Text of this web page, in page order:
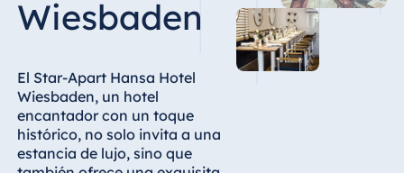
Hotel Bonn
Hotel Dresden
Hotel Düsseldorf
Hotel Frankfurt
Wiesbaden
El Star-Apart Hansa Hotel
Wiesbaden, un hotel
encantador con un toque
histórico, no solo invita a una
estancia de lujo, sino que